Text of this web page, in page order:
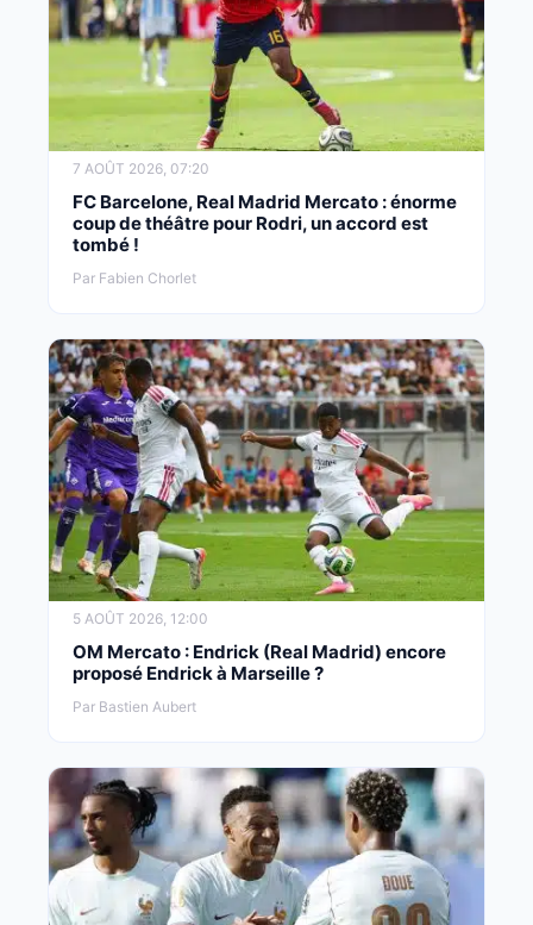
7 AOÛT 2026, 07:20
FC Barcelone, Real Madrid Mercato : énorme
coup de théâtre pour Rodri, un accord est
tombé !
Par Fabien Chorlet
5 AOÛT 2026, 12:00
OM Mercato : Endrick (Real Madrid) encore
proposé Endrick à Marseille ?
Par Bastien Aubert